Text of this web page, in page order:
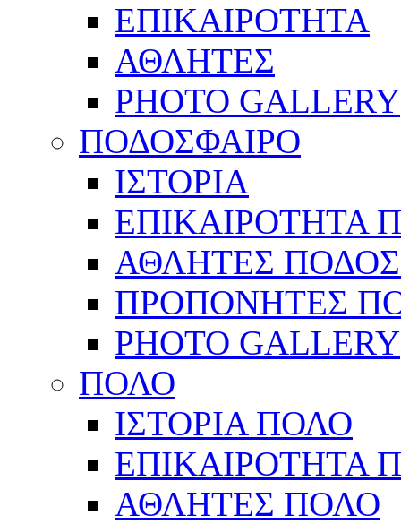
ΕΠΙΚΑΙΡΟΤΗΤΑ
ΑΘΛΗΤΕΣ
PHOTO GALLERY
ΠΟΔΟΣΦΑΙΡΟ
ΙΣΤΟΡΙΑ
ΕΠΙΚΑΙΡΟΤΗΤΑ
ΑΘΛΗΤΕΣ
ΠΡΟΠΟΝΗΤΕΣ
PHOTO GALLERY
ΠΟΛΟ
ΙΣΤΟΡΙΑ ΠΟΛΟ
ΕΠΙΚΑΙΡΟΤΗΤΑ
ΑΘΛΗΤΕΣ ΠΟΛΟ